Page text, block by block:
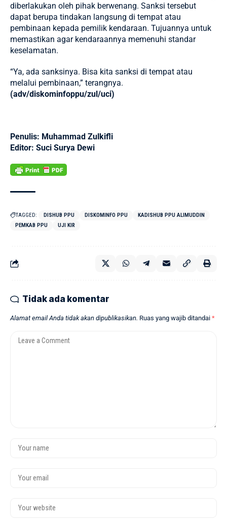
diberlakukan oleh pihak berwenang. Sanksi tersebut
dapat berupa tindakan langsung di tempat atau
pembinaan kepada pemilik kendaraan. Tujuannya untuk
memastikan agar kendaraannya memenuhi standar
keselamatan.
“Ya, ada sanksinya. Bisa kita sanksi di tempat atau
melalui pembinaan,” terangnya.
(adv/diskominfoppu/zul/uci)
Penulis: Muhammad Zulkifli
Editor: Suci Surya Dewi
TAGGED: DISHUB PPU DISKOMINFO PPU
KADISHUB PPU ALIMUDDIN
PEMKAB PPU
UJI KIR
Tidak ada komentar
Alamat email Anda tidak akan dipublikasikan. Ruas yang wajib ditandai *